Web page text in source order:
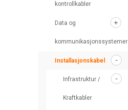
kontrollkabler
Data og
kommunikasjonssystemer
Installasjonskabel
Infrastruktur /
Kraftkabler